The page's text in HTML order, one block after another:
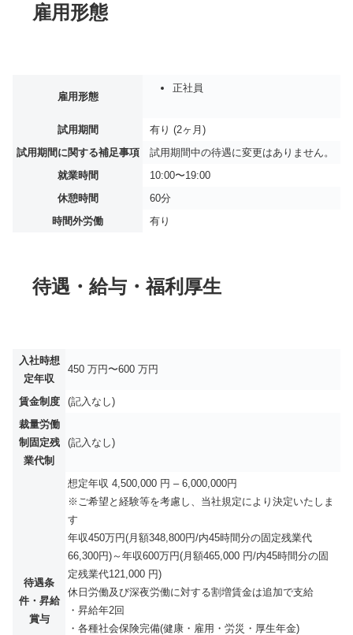
雇用形態
雇用形態
正社員
試用期間
有り (2ヶ月)
試用期間に関する補足事項
試用期間中の待遇に変更はありません。
就業時間
10:00〜19:00
休憩時間
60分
時間外労働
有り
待遇・給与・福利厚生
入社時想
定年収
450 万円〜600 万円
賃金制度
(記入なし)
裁量労働
制固定残
業代制
(記入なし)
待遇条
件・昇給
賞与
想定年収 4,500,000 円 – 6,000,000円
※ご希望と経験等を考慮し、当社規定により決定いたしま
す
年収450万円(月額348,800円/内45時間分の固定残業代
66,300円)～年収600万円(月額465,000 円/内45時間分の固
定残業代121,000 円)
休日労働及び深夜労働に対する割増賃金は追加で支給
・昇給年2回
・各種社会保険完備(健康・雇用・労災・厚生年金)